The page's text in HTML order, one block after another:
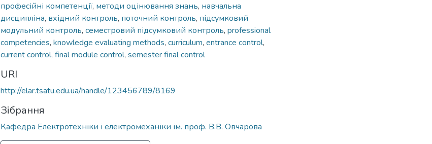
професійні компетенції, методи оцінювання знань, навчальна
дисципліна, вхідний контроль, поточний контроль, підсумковий
модульний контроль, семестровий підсумковий контроль, professional
competencies, knowledge evaluating methods, curriculum, entrance control,
current control, final module control, semester final control
URI
http://elar.tsatu.edu.ua/handle/123456789/8169
Зібрання
Кафедра Електротехніки і електромеханіки ім. проф. В.В. Овчарова